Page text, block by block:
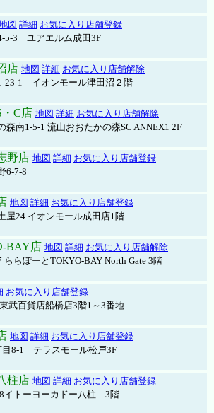
図 詳細 お気に入り店舗登録
5-3 ユアエルム成田3F
店 地図 詳細 お気に入り店舗解除
23-1 イオンモール津田沼２階
C店 地図 詳細 お気に入り店舗解除
森南1-5-1 流山おおたかの森SC ANNEX1 2F
野店 地図 詳細 お気に入り店舗登録
6-7-8
地図 詳細 お気に入り店舗登録
屋24 イオンモール成田店1階
BAY店 地図 詳細 お気に入り店舗解除
らぽーとTOKYO-BAY North Gate 3階
お気に入り店舗登録
武百貨店船橋店3階1～3番地
地図 詳細 お気に入り店舗登録
目8-1 テラスモール松戸3F
柱店 地図 詳細 お気に入り店舗登録
イトーヨーカドー八柱 3階